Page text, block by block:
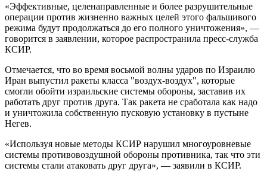
«Эффективные, целенаправленные и более разрушительные
операции против жизненно важных целей этого фальшивого
режима будут продолжаться до его полного уничтожения», —
говорится в заявлении, которое распространила пресс-служба
КСИР.
Отмечается, что во время восьмой волны ударов по Израилю
Иран выпустил ракеты класса "воздух-воздух", которые
смогли обойти израильские системы обороны, заставив их
работать друг против друга. Так ракета не сработала как надо
и уничтожила собственную пусковую установку в пустыне
Негев.
«Используя новые методы КСИР нарушил многоуровневые
системы противовоздушной обороны противника, так что эти
системы стали атаковать друг друга», — заявили в КСИР.